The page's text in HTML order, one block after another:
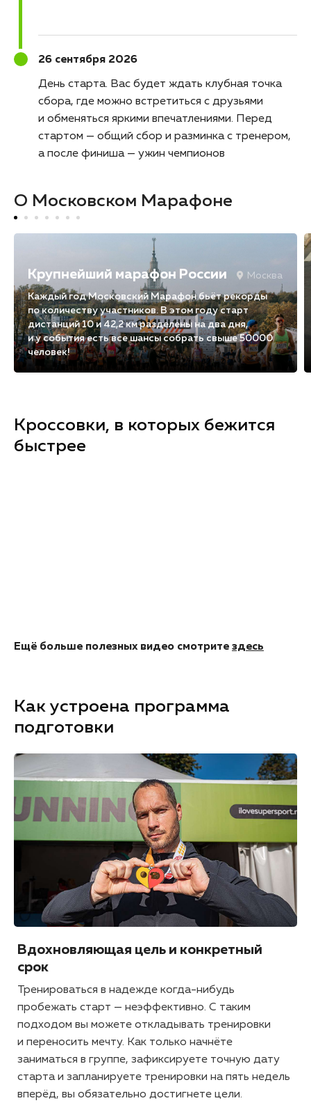
26 сентября 2026
День старта Вас будет ждать клубная точка
сбора, где можно встретиться с друзьями
и обменяться яркими впечатлениями. Перед
стартом — общий сбор и разминка с тренером,
а после финиша — ужин чемпионов
О Московском Марафоне
Крупнейший марафон России Москва
Каждый год Московский Марафон бьёт рекорды
по количеству участников. В этом году старт
дистанций 10 и 42,2 км разделены на два дня,
и у события есть все шансы собрать свыше 50000
человек!
Кроссовки, в которых бежится
быстрее
Ещё больше полезных видео смотрите здесь
Как устроена программа
подготовки
Вдохновляющая цель и конкретный
срок
Тренироваться в надежде когда-нибудь
пробежать старт — неэффективно. С таким
подходом вы можете откладывать тренировки
и переносить мечту. Как только начнёте
заниматься в группе, зафиксируете точную дату
старта и запланируете тренировки на пять недель
вперёд, вы обязательно достигнете цели.